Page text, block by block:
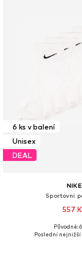
6 ks v balení
Unisex
DEAL
NIKE
Sportovní
557
Dostupné
Původně:
Poslední nejnižší